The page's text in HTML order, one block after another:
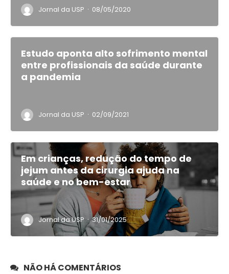
Jornal da USP · 08/05/2020
Estudo aponta alto sofrimento mental
entre profissionais da saúde durante
a pandemia
Jornal da USP · 02/09/2021
Em crianças, redução do tempo de
jejum antes da cirurgia ajuda na
saúde e no bem-estar
Jornal da USP · 31/01/2025
NÃO HÁ COMENTÁRIOS